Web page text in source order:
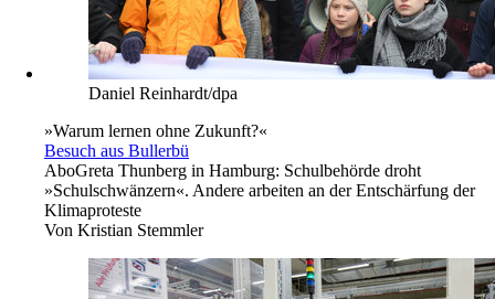
Daniel Reinhardt/dpa
»Warum lernen ohne Zukunft?«
Besuch aus Bullerbü
AboGreta Thunberg in Hamburg: Schulbehörde droht
»Schulschwänzern«. Andere arbeiten an der Entschärfung der
Klimaproteste
Von Kristian Stemmler